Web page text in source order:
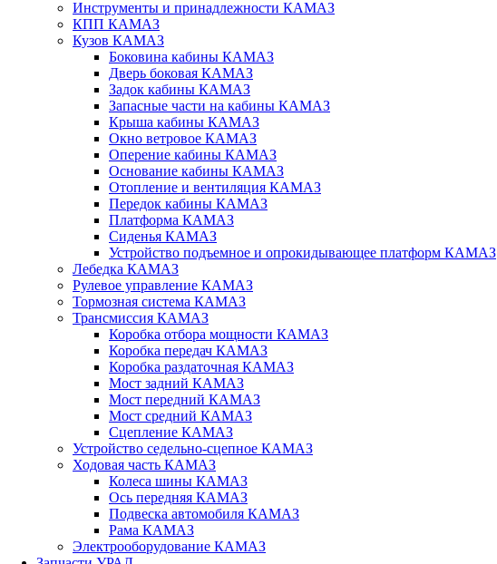
Инструменты и принадлежности КАМАЗ
КПП КАМАЗ
Кузов КАМАЗ
Боковина кабины КАМАЗ
Дверь боковая КАМАЗ
Задок кабины КАМАЗ
Запасные части на кабины КАМАЗ
Крыша кабины КАМАЗ
Окно ветровое КАМАЗ
Оперение кабины КАМАЗ
Основание кабины КАМАЗ
Отопление и вентиляция КАМАЗ
Передок кабины КАМАЗ
Платформа КАМАЗ
Сиденья КАМАЗ
Устройство подъемное и опрокидывающее платформ КАМАЗ
Лебедка КАМАЗ
Рулевое управление КАМАЗ
Тормозная система КАМАЗ
Трансмиссия КАМАЗ
Коробка отбора мощности КАМАЗ
Коробка передач КАМАЗ
Коробка раздаточная КАМАЗ
Мост задний КАМАЗ
Мост передний КАМАЗ
Мост средний КАМАЗ
Сцепление КАМАЗ
Устройство седельно-сцепное КАМАЗ
Ходовая часть КАМАЗ
Колеса шины КАМАЗ
Ось передняя КАМАЗ
Подвеска автомобиля КАМАЗ
Рама КАМАЗ
Электрооборудование КАМАЗ